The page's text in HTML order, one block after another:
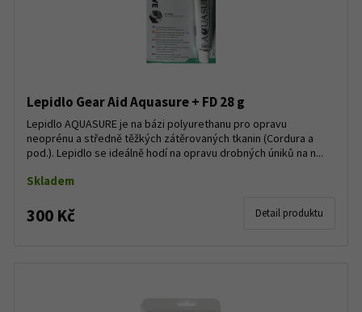
Lepidlo Gear Aid Aquasure + FD 28 g
Lepidlo AQUASURE je na bázi polyurethanu pro opravu
neoprénu a středně těžkých zátěrovaných tkanin (Cordura a
pod.). Lepidlo se ideálně hodí na opravu drobných úniků na n...
Skladem
300 Kč Detail produktu